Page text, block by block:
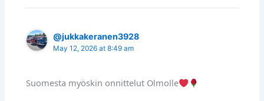
@jukkakeranen3928
May 12, 2026 at 8:49 am
Suomesta myöskin onnittelut Olmolle